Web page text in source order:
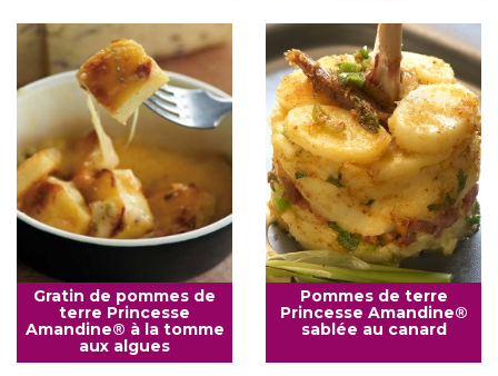
Gratin de pommes de
terre Princesse
Amandine® à la tomme
aux algues
Pommes de terre
Princesse Amandine®
sablée au canard